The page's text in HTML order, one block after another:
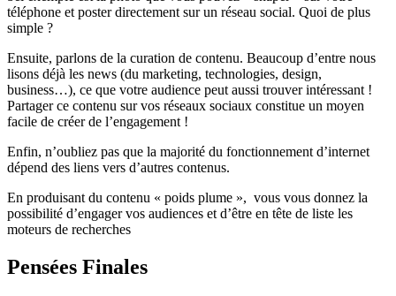
téléphone et poster directement sur un réseau social. Quoi de plus
simple ?
Ensuite, parlons de la curation de contenu. Beaucoup d’entre nous
lisons déjà les news (du marketing, technologies, design,
business…), ce que votre audience peut aussi trouver intéressant !
Partager ce contenu sur vos réseaux sociaux constitue un moyen
facile de créer de l’engagement !
Enfin, n’oubliez pas que la majorité du fonctionnement d’internet
dépend des liens vers d’autres contenus.
En produisant du contenu « poids plume », vous vous donnez la
possibilité d’engager vos audiences et d’être en tête de liste les
moteurs de recherches
Pensées Finales